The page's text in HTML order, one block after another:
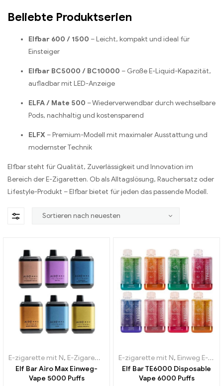
Beliebte Produktserien
Elfbar 600 / 1500 – Leicht, kompakt und ideal für
Einsteiger
Elfbar BC5000 / BC10000 – Große E-Liquid-Kapazität,
aufladbar mit LED-Anzeige
ELFA / Mate 500 – Wiederverwendbar durch wechselbare
Pods, nachhaltig und kostensparend
ELFX – Premium-Modell mit maximaler Ausstattung und
modernster Technik
Elfbar steht für Qualität, Zuverlässigkeit und Innovation im
Bereich der E-Zigaretten. Ob als Alltagslösung, Rauchersatz oder
Lifestyle-Produkt – Elfbar bietet für jeden das passende Modell.
E-zigarette mit N, E-Zigarette Starterset ,Einweg E-Zigaretten
Elf Bar Airo Max Einweg-
Vape 5000 Puffs
E-zigarette mit N, Einweg E-Zigaretten
Elf Bar TE6000 Disposable
Vape 6000 Puffs